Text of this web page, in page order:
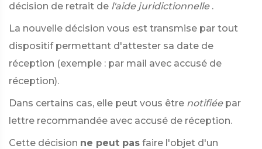
décision de retrait de l'aide juridictionnelle .
La nouvelle décision vous est transmise par tout
dispositif permettant d'attester sa date de
réception (exemple : par mail avec accusé de
réception).
Dans certains cas, elle peut vous être notifiée par
lettre recommandée avec accusé de réception.
Cette décision ne peut pas faire l'objet d'un